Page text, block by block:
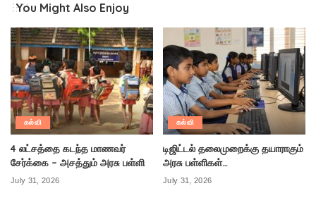
You Might Also Enjoy
கல்வி
4 லட்சத்தை கடந்த மாணவர்
சேர்க்கை – அசத்தும் அரசு பள்ளி
July 31, 2026
கல்வி
டிஜிட்டல் தலைமுறைக்கு தயாராகும்
அரசு பள்ளிகள்…
July 31, 2026